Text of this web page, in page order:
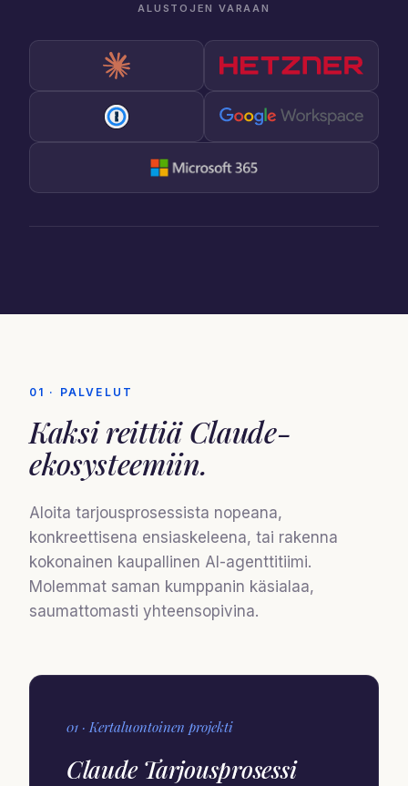
ALUSTOJEN VARAAN
01 · PALVELUT
Kaksi reittiäClaude-
ekosysteemiin.
Aloita tarjousprosessista nopeana,
konkreettisena ensiaskeleena, tai rakenna
kokonainen kaupallinen AI-agenttitiimi.
Molemmat saman kumppanin käsialaa,
saumattomasti yhteensopivina.
01 · Kertaluontoinen projekti
Claude Tarjousprosessi